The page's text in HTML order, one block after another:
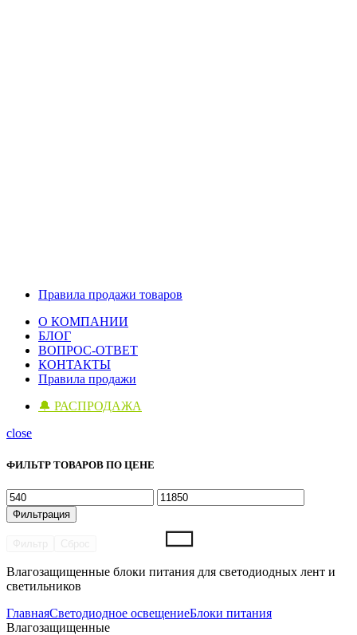
Правила продажи товаров
О КОМПАНИИ
БЛОГ
ВОПРОС-ОТВЕТ
КОНТАКТЫ
Правила продажи
🔔 РАСПРОДАЖА
close
ФИЛЬТР ТОВАРОВ ПО ЦЕНЕ
Минимальная
цена
Максимальная
цена
Фильтрация
Влагозащищенные блоки питания для светодиодных лент и
светильников
ГлавнаяСветодиодное освещениеБлоки питания
Влагозащищенные